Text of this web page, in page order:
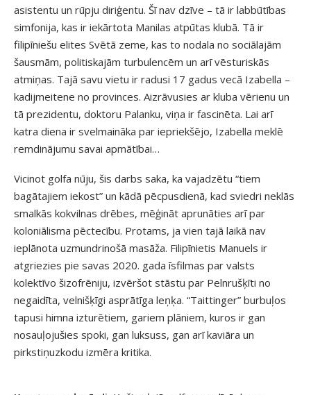
asistentu un rūpju diriģentu. Šī nav dzīve – tā ir labbūtības
simfonija, kas ir iekārtota Manilas atpūtas klubā. Tā ir
filipīniešu elites Svētā zeme, kas to nodala no sociālajām
šausmām, politiskajām turbulencēm un arī vēsturiskās
atmiņas. Tajā savu vietu ir radusi 17 gadus vecā Izabella –
kadijmeitene no provinces. Aizrāvusies ar kluba vērienu un
tā prezidentu, doktoru Palanku, viņa ir fascinēta. Lai arī
katra diena ir svelmaināka par iepriekšējo, Izabella meklē
remdinājumu savai apmātībai…
Vicinot golfa nūju, šis darbs saka, ka vajadzētu “tiem
bagātajiem iekost” un kādā pēcpusdienā, kad sviedri neklās
smalkās kokvilnas drēbes, mēģināt aprunāties arī par
koloniālisma pēctecību. Protams, ja vien tajā laikā nav
ieplānota uzmundrinošā masāža. Filipīnietis Manuels ir
atgriezies pie savas 2020. gada īsfilmas par valsts
kolektīvo šizofrēniju, izvēršot stāstu par Pelnrušķīti no
negaidīta, velnišķīgi asprātīga leņķa. “Taittinger” burbuļos
tapusi himna izturētiem, gariem plāniem, kuros ir gan
nosauļojušies spoki, gan luksuss, gan arī kaviāra un
pirkstiņuzkodu izmēra kritika.